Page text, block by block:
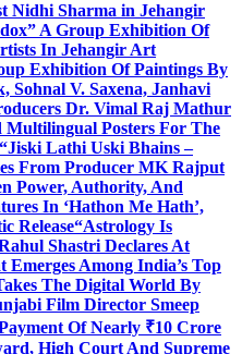
Nidhi Sharma in Jehangir
A Group Exhibition Of
In Jehangir Art
Exhibition Of Paintings By
Sohnal V. Saxena, Janhavi
Dr. Vimal Raj Mathur
Multilingual Posters For The
“Jiski Lathi Uski Bhains –
From Producer MK Rajput
Power, Authority, And
In ‘Hathon Me Hath’,
Release“Astrology Is
Shastri Declares At
Emerges Among India’s Top
The Digital World By
Film Director Smeep
Of Nearly ₹10 Crore
High Court And Supreme